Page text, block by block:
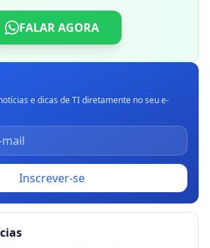
FALAR AGORA
e dicas de TI diretamente no seu e-
Inscrever-se